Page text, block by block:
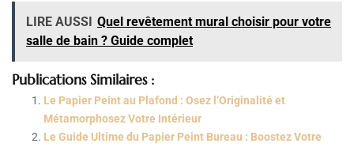
LIRE AUSSI Quel revêtement mural choisir pour votre
salle de bain ? Guide complet
Publications Similaires :
Le Papier Peint au Plafond : Osez l’Originalité et
Métamorphosez Votre Intérieur
Le Guide Ultime du Papier Peint Bureau : Boostez Votre